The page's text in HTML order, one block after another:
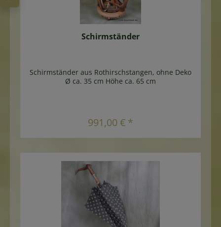
Schirmständer
Schirmständer aus Rothirschstangen, ohne Deko
Ø ca. 35 cm Höhe ca. 65 cm
991,00 € *
In den Warenkorb